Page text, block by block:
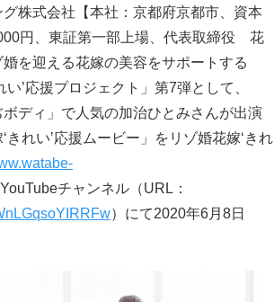
株式会社【本社：京都府京都市、資本
円、東証第一部上場、代表取締役 花
を迎える花嫁の美容をサポートする
い’応援プロジェクト」第7弾として、
ボディ」で人気の加治ひとみさんが出演
きれい’応援ムービー」をリゾ婚花嫁‘きれ
チャンネル（URL：
）にて2020年6月8日